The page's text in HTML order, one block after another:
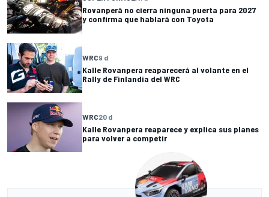
Rovanperä no cierra ninguna puerta para 2027
y confirma que hablará con Toyota
WRC9 d
Kalle Rovanpera reaparecerá al volante en el
Rally de Finlandia del WRC
WRC20 d
Kalle Rovanpera reaparece y explica sus planes
para volver a competir